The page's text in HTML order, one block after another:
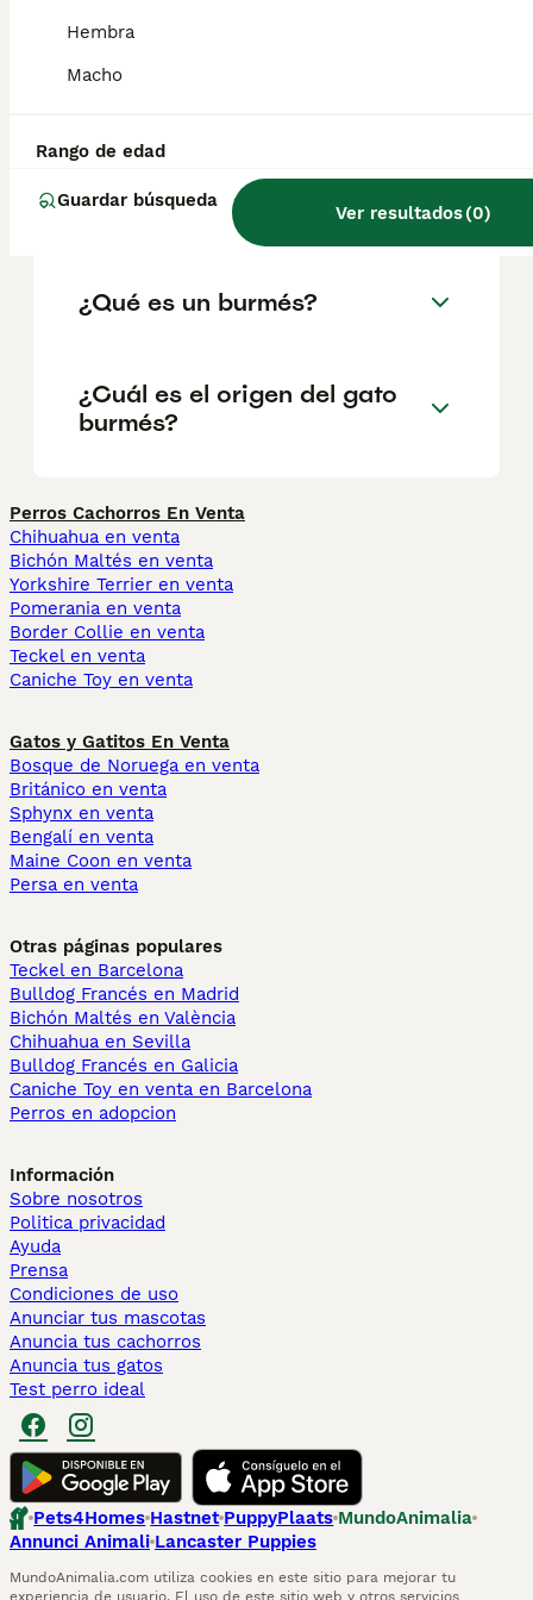
Hembra
Macho
Rango de edad
Guardar búsqueda
Ver resultados(0)
sociabiliza del modo adecuado. Muy
ir a buscar juguetes y disfrutará jugando con
¿Qué tamaño tiene un gato
Burmés?
¿Qué es un burmés?
¿Cuál es el origen del gato
burmés?
Perros Cachorros En Venta
Chihuahua en venta
Bichón Maltés en venta
Yorkshire Terrier en venta
Pomerania en venta
Border Collie en venta
Teckel en venta
Caniche Toy en venta
Gatos y Gatitos En Venta
Bosque de Noruega en venta
Británico en venta
Sphynx en venta
Bengalí en venta
Maine Coon en venta
Persa en venta
Otras páginas populares
Teckel en Barcelona
Bulldog Francés en Madrid
Bichón Maltés en València
Chihuahua en Sevilla
Bulldog Francés en Galicia
Caniche Toy en venta en Barcelona
Perros en adopcion
Información
Sobre nosotros
Politica privacidad
Ayuda
Prensa
Condiciones de uso
Anunciar tus mascotas
Anuncia tus cachorros
Anuncia tus gatos
Test perro ideal
Pets4Homes Hastnet PuppyPlaats MundoAnimalia
Annunci Animali Lancaster Puppies
MundoAnimalia.com utiliza cookies en este sitio para mejorar tu